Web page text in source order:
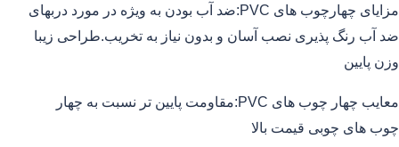
مزایای چهارچوب های PVC:ضد آب بودن به ویژه در مورد دربهای
ضد آب رنگ پذیری نصب آسان و بدون نیاز به تخریب.طراحی زیبا
وزن پایین
معایب چهار چوب های PVC:مقاومت پایین تر نسبت به چهار
چوب های چوبی قیمت بالا